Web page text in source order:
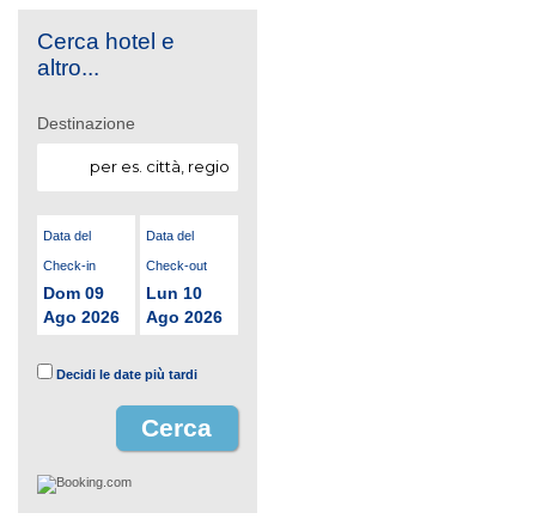
Cerca hotel e
altro...
Destinazione
Data del
Check-in
Dom 09
Ago 2026
Data del
Check-out
Lun 10
Ago 2026
Decidi le date più tardi